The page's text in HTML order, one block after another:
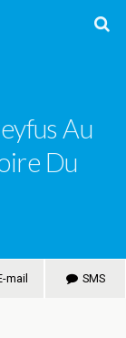
Au
Du
mail SMS